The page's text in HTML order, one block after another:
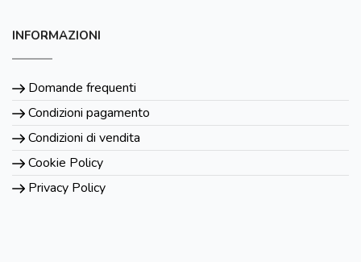
INFORMAZIONI
Domande frequenti
Condizioni pagamento
Condizioni di vendita
Cookie Policy
Privacy Policy